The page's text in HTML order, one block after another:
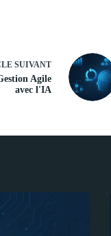
SUIVANT
Agile
avec l'IA